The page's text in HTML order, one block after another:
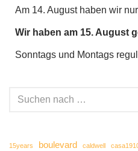
Am 14. August haben wir
Wir haben am 15. August
Sonntags und Montags
15years boulevard caldwell